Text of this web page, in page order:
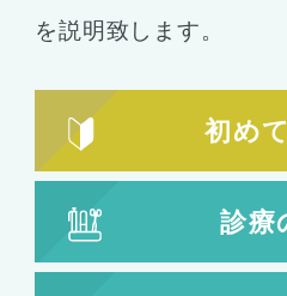
を説明致します。
初め
診療